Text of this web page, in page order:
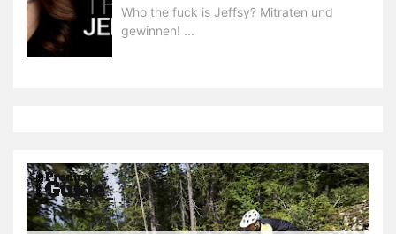
Who the fuck is Jeffsy? Mitraten und
gewinnen! ...